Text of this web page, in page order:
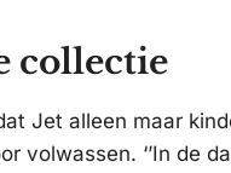
collectie
Jet alleen maar
volwassen. ‘’In de